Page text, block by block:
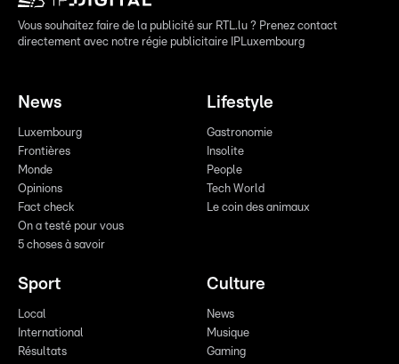
Vous souhaitez faire de la publicité sur RTL.lu ? Prenez contact
directement avec notre régie publicitaire IPLuxembourg
News
Luxembourg
Frontières
Monde
Opinions
Fact check
On a testé pour vous
5 choses à savoir
Lifestyle
Gastronomie
Insolite
People
Tech World
Le coin des animaux
Sport
Local
International
Résultats
Culture
News
Musique
Gaming